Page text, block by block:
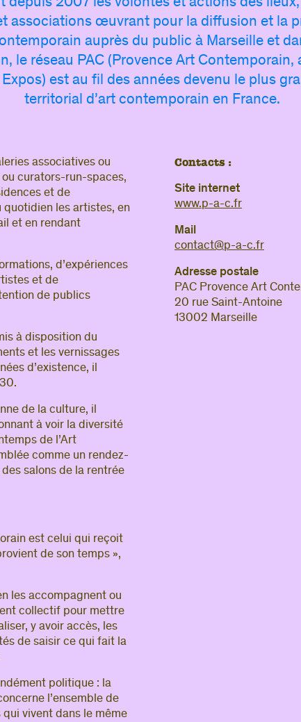
Si
accès
visite
Si
depuis 2007 les volontés et actions des
associations œuvrant pour la diffusion et la
auprès du public à Marseille et
le réseau PAC (Provence Art Contemporain,
est au fil des années devenu le plus
territorial d’art contemporain en France.
associatives ou
curators-run-spaces,
et de
les artistes, en
et en rendant
d’expériences
et de
de publics
à disposition du
et les vernissages
d’existence, il
de la culture, il
à voir la diversité
de l’Art
comme un rendez-
salons de la rentrée
est celui qui reçoit
de son temps »,
les accompagnent ou
collectif pour mettre
y avoir accès, les
de saisir ce qui fait la
politique : la
l’ensemble de
vivent dans le même
Contacts :
Site internet
www.p-a-c.fr
Mail
contact@p-a-c.fr
Adresse postale
PAC Provence Art
20 rue Saint-Antoine
13002 Marseille